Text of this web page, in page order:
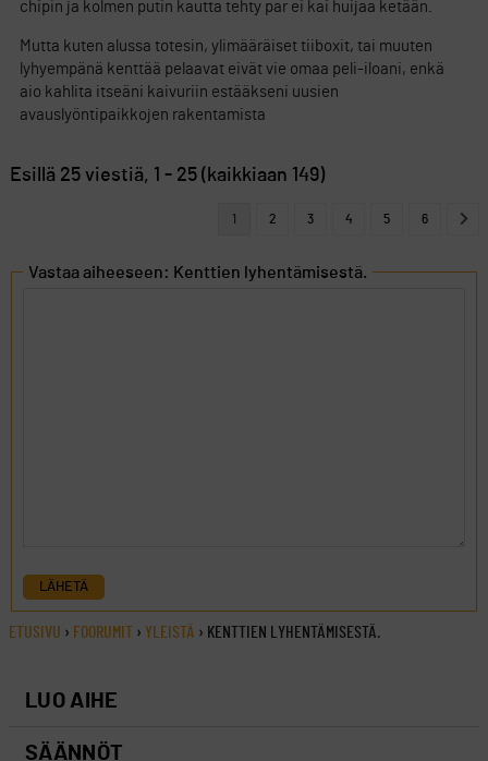
chipin ja kolmen putin kautta tehty par ei kai huijaa ketään.
Mutta kuten alussa totesin, ylimääräiset tiiboxit, tai muuten
lyhyempänä kenttää pelaavat eivät vie omaa peli-iloani, enkä
aio kahlita itseäni kaivuriin estääkseni uusien
avauslyöntipaikkojen rakentamista
Esillä 25 viestiä, 1 - 25 (kaikkiaan 149)
1 2 3 4 5 6
Vastaa aiheeseen: Kenttien lyhentämisestä.
LÄHETÄ
ETUSIVU › FOORUMIT › YLEISTÄ › KENTTIEN LYHENTÄMISESTÄ.
LUO AIHE
SÄÄNNÖT